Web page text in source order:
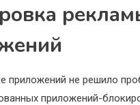
приложений не решило
приложений-